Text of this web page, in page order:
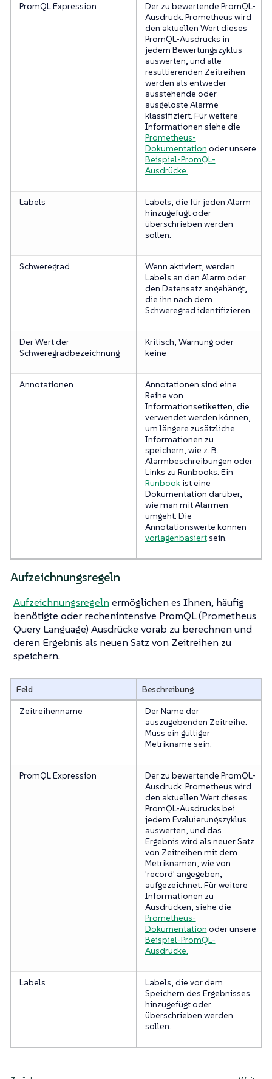
PromQL Expression
Der zu bewertende PromQL-
Ausdruck. Prometheus wird
den aktuellen Wert dieses
PromQL-Ausdrucks in
jedem Bewertungszyklus
auswerten, und alle
resultierenden Zeitreihen
werden als entweder
ausstehende oder
ausgelöste Alarme
klassifiziert. Für weitere
Informationen siehe die
Prometheus-
Dokumentation oder unsere
Beispiel-PromQL-
Ausdrücke.
Labels
Labels, die für jeden Alarm
hinzugefügt oder
überschrieben werden
sollen.
Schweregrad
Wenn aktiviert, werden
Labels an den Alarm oder
den Datensatz angehängt,
die ihn nach dem
Schweregrad identifizieren.
Der Wert der
Schweregradbezeichnung
Kritisch, Warnung oder
keine
Annotationen
Annotationen sind eine
Reihe von
Informationsetiketten, die
verwendet werden können,
um längere zusätzliche
Informationen zu
speichern, wie z. B.
Alarmbeschreibungen oder
Links zu Runbooks. Ein
Runbookist eine
Dokumentation darüber,
wie man mit Alarmen
umgeht. Die
Annotationswerte können
vorlagenbasiertsein.
Aufzeichnungsregeln
Aufzeichnungsregeln ermöglichen es Ihnen, häufig
benötigte oder rechenintensive PromQL (Prometheus
Query Language) Ausdrücke vorab zu berechnen und
deren Ergebnis als neuen Satz von Zeitreihen zu
speichern.
Feld
Beschreibung
Zeitreihenname
Der Name der
auszugebenden Zeitreihe.
Muss ein gültiger
Metrikname sein.
PromQL Expression
Der zu bewertende PromQL-
Ausdruck. Prometheus wird
den aktuellen Wert dieses
PromQL-Ausdrucks bei
jedem Evaluierungszyklus
auswerten, und das
Ergebnis wird als neuer Satz
von Zeitreihen mit dem
Metriknamen, wie von
'record' angegeben,
aufgezeichnet. Für weitere
Informationen zu
Ausdrücken, siehe die
Prometheus-
Dokumentation oder unsere
Beispiel-PromQL-
Ausdrücke.
Labels
Labels, die vor dem
Speichern des Ergebnisses
hinzugefügt oder
überschrieben werden
sollen.